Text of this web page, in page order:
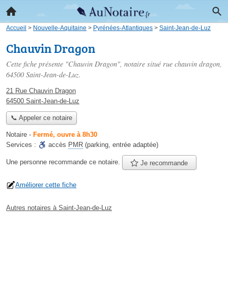
Accueil > Nouvelle-Aquitaine > Pyrénées-Atlantiques > Saint-Jean-de-Luz
Chauvin Dragon
Cette fiche présente "Chauvin Dragon", notaire situé rue chauvin dragon,
64500 Saint-Jean-de-Luz.
21 Rue Chauvin Dragon
64500 Saint-Jean-de-Luz
📞 Appeler ce notaire
Notaire - Fermé, ouvre à 8h30
Services :
accès PMR (parking, entrée adaptée)
Une personne recommande ce notaire. Je recommande
Améliorer cette fiche
Autres notaires à Saint-Jean-de-Luz